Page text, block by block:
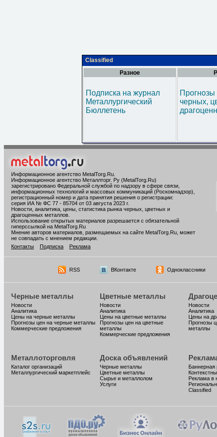
Classified
Разное
Подписка на журнал
Металлургический
Бюллетень
черных,
Информационное агентство MetalTorg.Ru
Информационное агентство Металлторг. Ру (MetalTorg.Ru)
зарегистрировано Федеральной службой по надзору в сфере связи,
информационных технологий и массовых коммуникаций (Роскомнадзор),
регистрационный номер и дата принятия решения о регистрации:
серия ИА № ФС 77 - 85704 от 03 августа 2023 г.
Новости, аналитика, цены, статистика рынка черных, цветных и
драгоценных металлов.
Использование открытых материалов разрешается с обязательной
гиперссылкой на MetalTorg.Ru
Мнение авторов материалов, размещаемых на сайте MetalTorg.Ru, может
не совпадать с мнением редакции.
Контакты
Подписка Реклама
RSS ВКонтакте Одноклассники
Черные металлы
Новости
Аналитика
Цены на черные металлы
Прогнозы цен на черные металлы
Коммерческие предложения
Цветные металлы
Новости
Аналитика
Цены на цветные металлы
Прогнозы цен на цветные
металлы
Коммерческие предложения
Новости
Аналитика
Цены на
Прогнозы
металлы
Металлоторговля
Каталог организаций
Металлургический маркетплейс
Доска объявлений
Черные металлы
Цветные металлы
Сырье и металлолом
Услуги
Баннерная
Реклама в
Classified